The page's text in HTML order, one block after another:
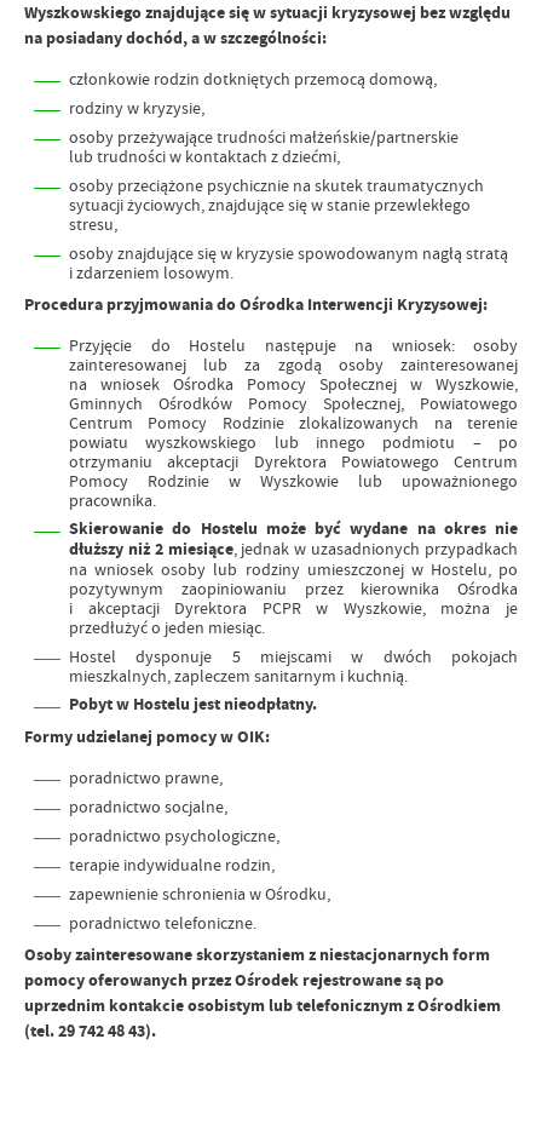
Wyszkowskiego znajdujące się w sytuacji kryzysowej bez względu
na posiadany dochód, a w szczególności:
członkowie rodzin dotkniętych przemocą domową,
rodziny w kryzysie,
osoby przeżywające trudności małżeńskie/partnerskie
lub trudności w kontaktach z dziećmi,
osoby przeciążone psychicznie na skutek traumatycznych
sytuacji życiowych, znajdujące się w stanie przewlekłego
stresu,
osoby znajdujące się w kryzysie spowodowanym nagłą stratą
i zdarzeniem losowym.
Procedura przyjmowania do Ośrodka Interwencji Kryzysowej:
Przyjęcie do Hostelu następuje na wniosek: osoby
zainteresowanej lub za zgodą osoby zainteresowanej
na wniosek Ośrodka Pomocy Społecznej w Wyszkowie,
Gminnych Ośrodków Pomocy Społecznej, Powiatowego
Centrum Pomocy Rodzinie zlokalizowanych na terenie
powiatu wyszkowskiego lub innego podmiotu – po
otrzymaniu akceptacji Dyrektora Powiatowego Centrum
Pomocy Rodzinie w Wyszkowie lub upoważnionego
pracownika.
Skierowanie do Hostelu może być wydane na okres nie
dłuższy niż 2 miesiące, jednak w uzasadnionych przypadkach
na wniosek osoby lub rodziny umieszczonej w Hostelu, po
pozytywnym zaopiniowaniu przez kierownika Ośrodka
i akceptacji Dyrektora PCPR w Wyszkowie, można je
przedłużyć o jeden miesiąc.
Hostel dysponuje 5 miejscami w dwóch pokojach
mieszkalnych, zapleczem sanitarnym i kuchnią.
Pobyt w Hostelu jest nieodpłatny.
Formy udzielanej pomocy w OIK:
poradnictwo prawne,
poradnictwo socjalne,
poradnictwo psychologiczne,
terapie indywidualne rodzin,
zapewnienie schronienia w Ośrodku,
poradnictwo telefoniczne.
Osoby zainteresowane skorzystaniem z niestacjonarnych form
pomocy oferowanych przez Ośrodek rejestrowane są po
uprzednim kontakcie osobistym lub telefonicznym z Ośrodkiem
(tel. 29 742 48 43).